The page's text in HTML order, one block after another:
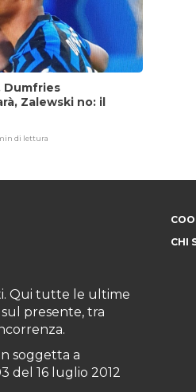
Dumfries
Zalewski no: il
di lettura
Qui tutte le ultime
presente, tra
soggetta a
del 16 luglio 2012
CHI